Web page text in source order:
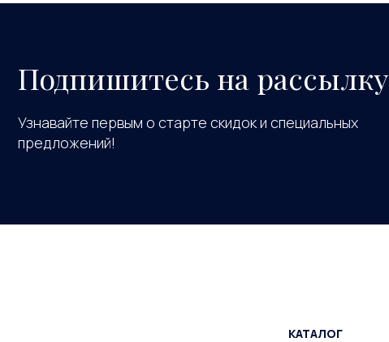
Подпишитесь на рассылку
Узнавайте первым о старте скидок и специальных
предложений!
КАТАЛОГ